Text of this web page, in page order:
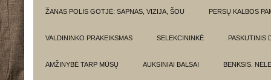
ŽANAS POLIS GOTJĖ: SAPNAS, VIZIJA, ŠOU PERSŲ KALBOS
VALDININKO PRAKEIKSMAS SELEKCININKĖ PASKUTINIS
AMŽINYBĖ TARP MŪSŲ AUKSINIAI BALSAI BENKSIS.